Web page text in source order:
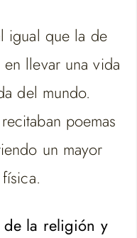
igual que la de
llevar una vida
del mundo.
poemas
un mayor
de la religión y